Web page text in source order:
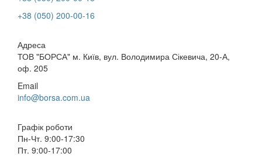
+38 (050) 200-00-16
Адреса
ТОВ "БОРСА" м. Київ, вул. Володимира Сікевича, 20-А,
оф. 205
Email
info@borsa.com.ua
Графік роботи
Пн-Чт. 9:00-17:30
Пт. 9:00-17:00